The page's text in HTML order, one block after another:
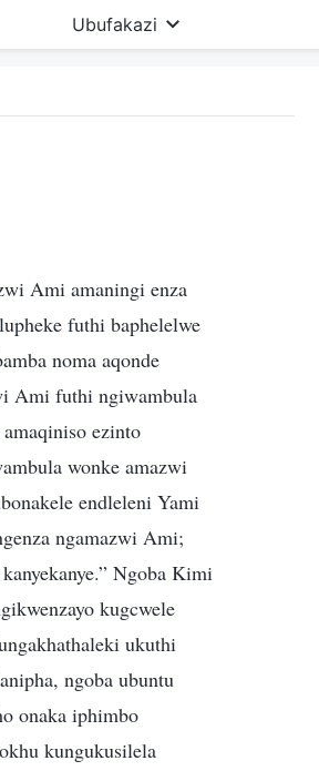
Ubufakazi
Ami amaningi enza
futhi baphelelwe
noma aqonde
Ami futhi ngiwambula
ezinto
wonke amazwi
endleleni Yami
ngamazwi Ami;
Ngoba Kimi
kugcwele
ukuthi
ngoba ubuntu
onaka iphimbo
kungukusilela